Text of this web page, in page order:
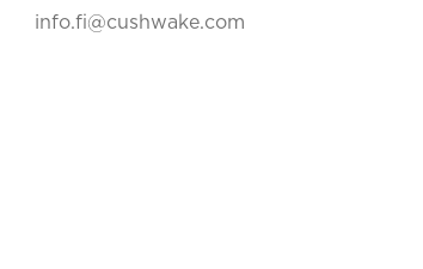
info.fi@cushwake.com